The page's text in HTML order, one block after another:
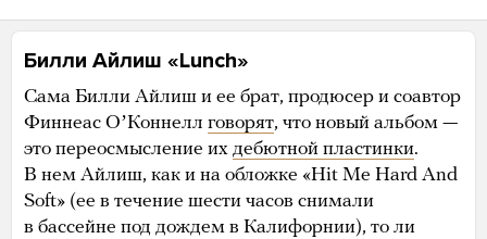
Билли Айлиш «Lunch»
Сама Билли Айлиш и ее брат, продюсер и соавтор
Финнеас ОʼКоннелл говорят, что новый альбом —
это переосмысление их дебютной пластинки.
В нем Айлиш, как и на обложке «Hit Me Hard And
Soft» (ее в течение шести часов снимали
в бассейне под дождем в Калифорнии), то ли